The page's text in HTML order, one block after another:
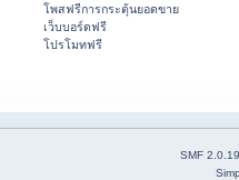
โพสฟรีการกระตุ้นยอดขาย
เว็บบอร์ดฟรี
โปรโมทฟรี
SMF 2.0.19